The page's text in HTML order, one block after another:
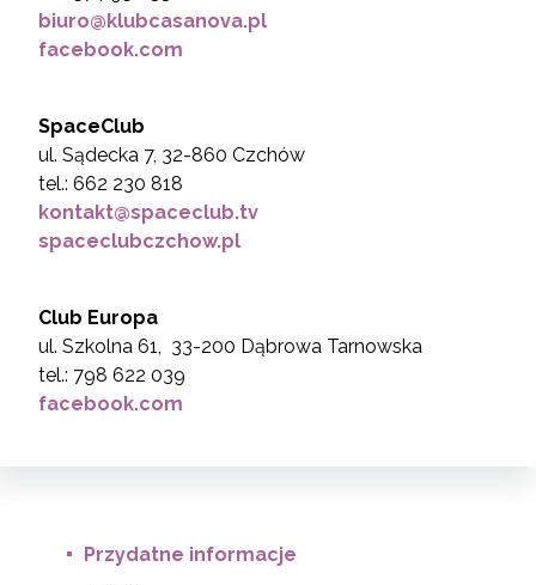
biuro@klubcasanova.pl
facebook.com
SpaceClub
ul. Sądecka 7, 32-860 Czchów
tel.: 662 230 818
kontakt@spaceclub.tv
spaceclubczchow.pl
Club Europa
ul. Szkolna 61, 33-200 Dąbrowa Tarnowska
tel.: 798 622 039
facebook.com
Przydatne informacje